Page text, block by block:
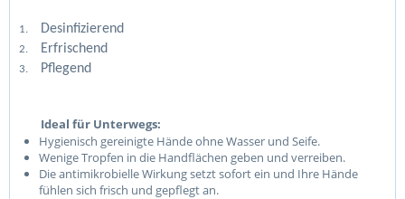
1. Desinfizierend
2. Erfrischend
3. Pflegend
Ideal für Unterwegs:
Hygienisch gereinigte Hände ohne Wasser und Seife.
Wenige Tropfen in die Handflächen geben und verreiben.
Die antimikrobielle Wirkung setzt sofort ein und Ihre Hände
fühlen sich frisch und gepflegt an.